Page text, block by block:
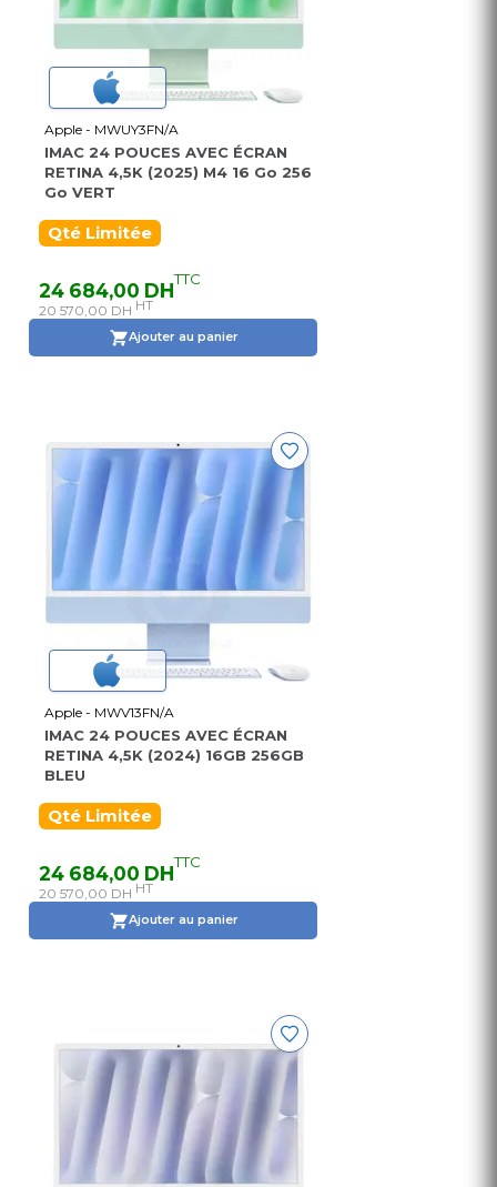
Apple - MWUY3FN/A
IMAC 24 POUCES AVEC ÉCRAN
RETINA 4,5K (2025) M4 16 Go 256
Go VERT
Qté Limitée
24 684,00 DHTTC
20 570,00 DH HT
Ajouter au panier
Apple - MWV13FN/A
IMAC 24 POUCES AVEC ÉCRAN
RETINA 4,5K (2024) 16GB 256GB
BLEU
Qté Limitée
24 684,00 DHTTC
20 570,00 DH HT
Ajouter au panier